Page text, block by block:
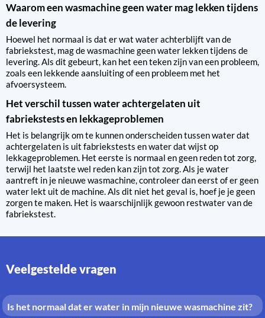
Waarom een wasmachine geen water mag lekken tijdens
de levering
Hoewel het normaal is dat er wat water achterblijft van de
fabriekstest, mag de wasmachine geen water lekken tijdens de
levering. Als dit gebeurt, kan het een teken zijn van een probleem,
zoals een lekkende aansluiting of een probleem met het
afvoersysteem.
Het verschil tussen water achtergelaten uit
fabriekstests en lekkageproblemen
Het is belangrijk om te kunnen onderscheiden tussen water dat
achtergelaten is uit fabriekstests en water dat wijst op
lekkageproblemen. Het eerste is normaal en geen reden tot zorg,
terwijl het laatste wel reden kan zijn tot zorg. Als je water
aantreft in je nieuwe wasmachine, controleer dan eerst of er geen
water lekt uit de machine. Als dit niet het geval is, hoef je je geen
zorgen te maken. Het is waarschijnlijk gewoon restwater van de
fabriekstest.
Veelgestelde vragen
Is het normaal dat er water in mijn nieuwe wasmachine zit?